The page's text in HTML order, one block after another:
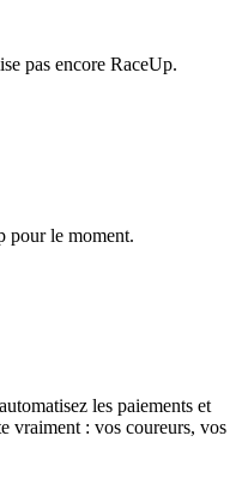
pas encore RaceUp.
pour le moment.
les paiements et
vraiment : vos coureurs, vos